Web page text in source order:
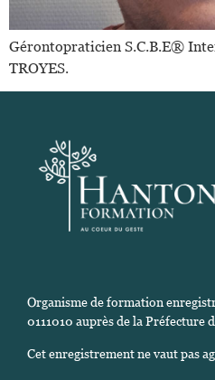
Gérontopraticien S.C.B.E®️
TROYES.
Organisme de formation
0111010 auprès de la Préfecture
Cet enregistrement ne vaut pas